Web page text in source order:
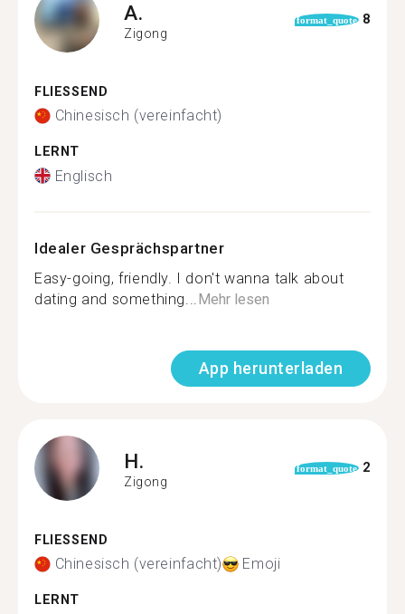
A.
Zigong
format_quote 8
FLIESSEND
Chinesisch (vereinfacht)
LERNT
Englisch
Idealer Gesprächspartner
Easy-going, friendly. I don't wanna talk about
dating and something... Mehr lesen
App herunterladen
H.
Zigong
format_quote 2
FLIESSEND
Chinesisch (vereinfacht) Emoji
LERNT